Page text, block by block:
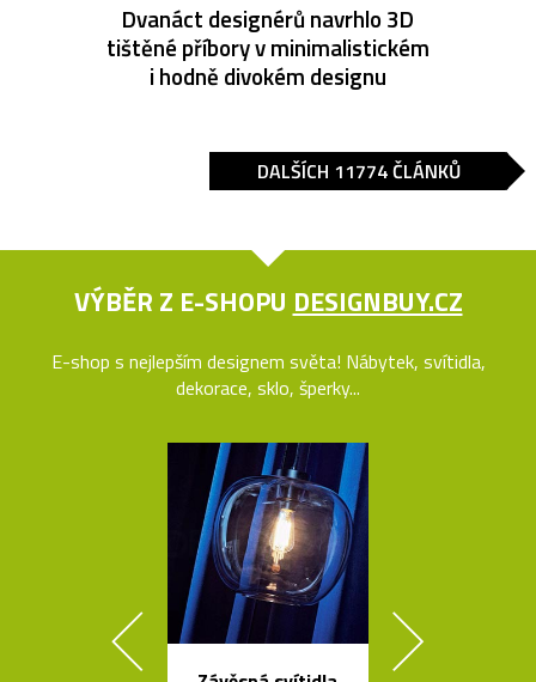
Dvanáct designérů navrhlo 3D
tištěné příbory v minimalistickém
i hodně divokém designu
DALŠÍCH 11774 ČLÁNKŮ
VÝBĚR Z E-SHOPU DESIGNBUY.CZ
E-shop s nejlepším designem světa! Nábytek, svítidla,
dekorace, sklo, šperky...